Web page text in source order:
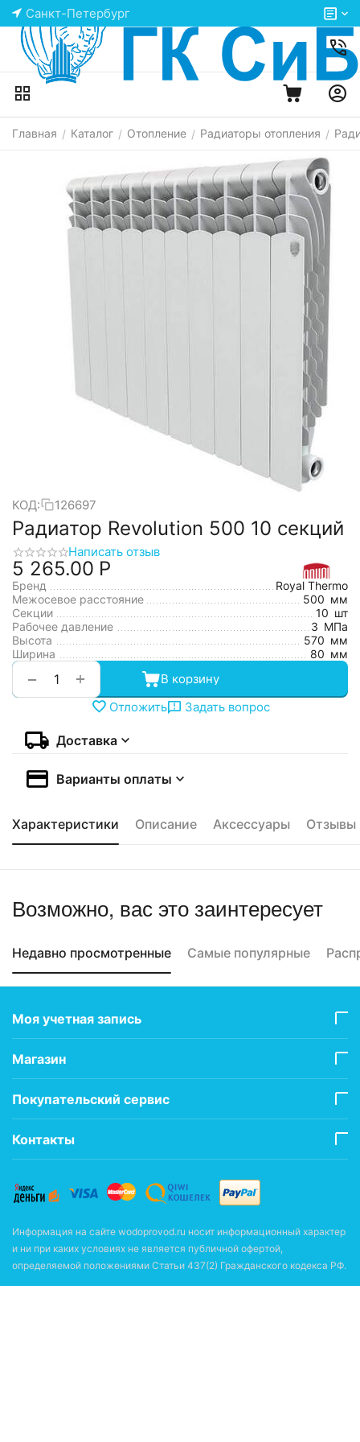
Санкт-Петербург
Главная / Каталог / Отопление / Радиаторы отопления /
КОД: 126697
Радиатор Revolution 500 10 секций
Написать отзыв
5 265.00 Р
Бренд
Royal Thermo
Межосевое расстояние
500 мм
Секции
10 шт
Рабочее давление
3 МПа
Высота
570 мм
Ширина
80 мм
+
−
В корзину
Отложить
Задать вопрос
Доставка
Варианты оплаты
Характеристики Описание Аксессуары Отзывы
Возможно, вас это заинтересует
Недавно просмотренные Самые популярные
Моя учетная запись
Магазин
Покупательский сервис
Контакты
Информация на сайте wodoprovod.ru носит информационный характер
и ни при каких условиях не является публичной офертой,
определяемой положениями Статьи 437(2) Гражданского кодекса РФ.